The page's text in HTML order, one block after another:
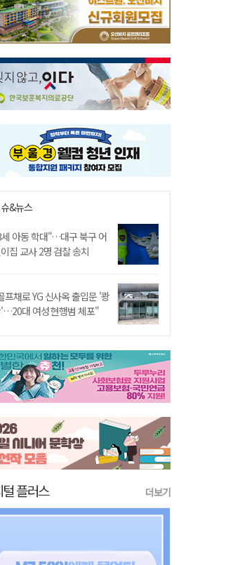
&뉴스
아동 학대"…대구 북구 어
집 교사 2명 검찰 송치
프채로 YG 신사옥 출입문 '쾅
대 여성 현행범 체포"
털 플러스 더보기